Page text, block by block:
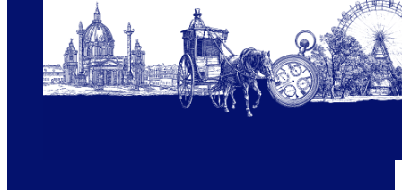
剧
院
-
歌